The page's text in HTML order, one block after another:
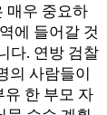
매우 중요하
에 들어갈 것
다. 연방 검찰
의 사람들이
유 한 부모 자